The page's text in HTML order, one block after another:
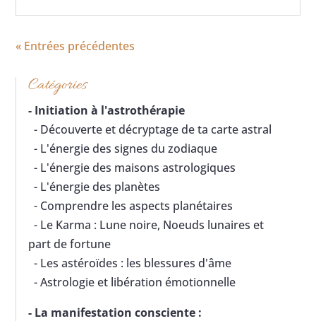
« Entrées précédentes
Catégories
- Initiation à l'astrothérapie
- Découverte et décryptage de ta carte astral
- L'énergie des signes du zodiaque
- L'énergie des maisons astrologiques
- L'énergie des planètes
- Comprendre les aspects planétaires
- Le Karma : Lune noire, Noeuds lunaires et
part de fortune
- Les astéroïdes : les blessures d'âme
- Astrologie et libération émotionnelle
- La manifestation consciente :